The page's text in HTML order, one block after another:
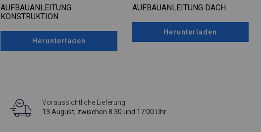
AUFBAUANLEITUNG
KONSTRUKTION
Herunterladen
AUFBAUANLEITUNG DACH
Herunterladen
Voraussichtliche Lieferung:
13 August, zwischen 8:30 und 17:00 Uhr